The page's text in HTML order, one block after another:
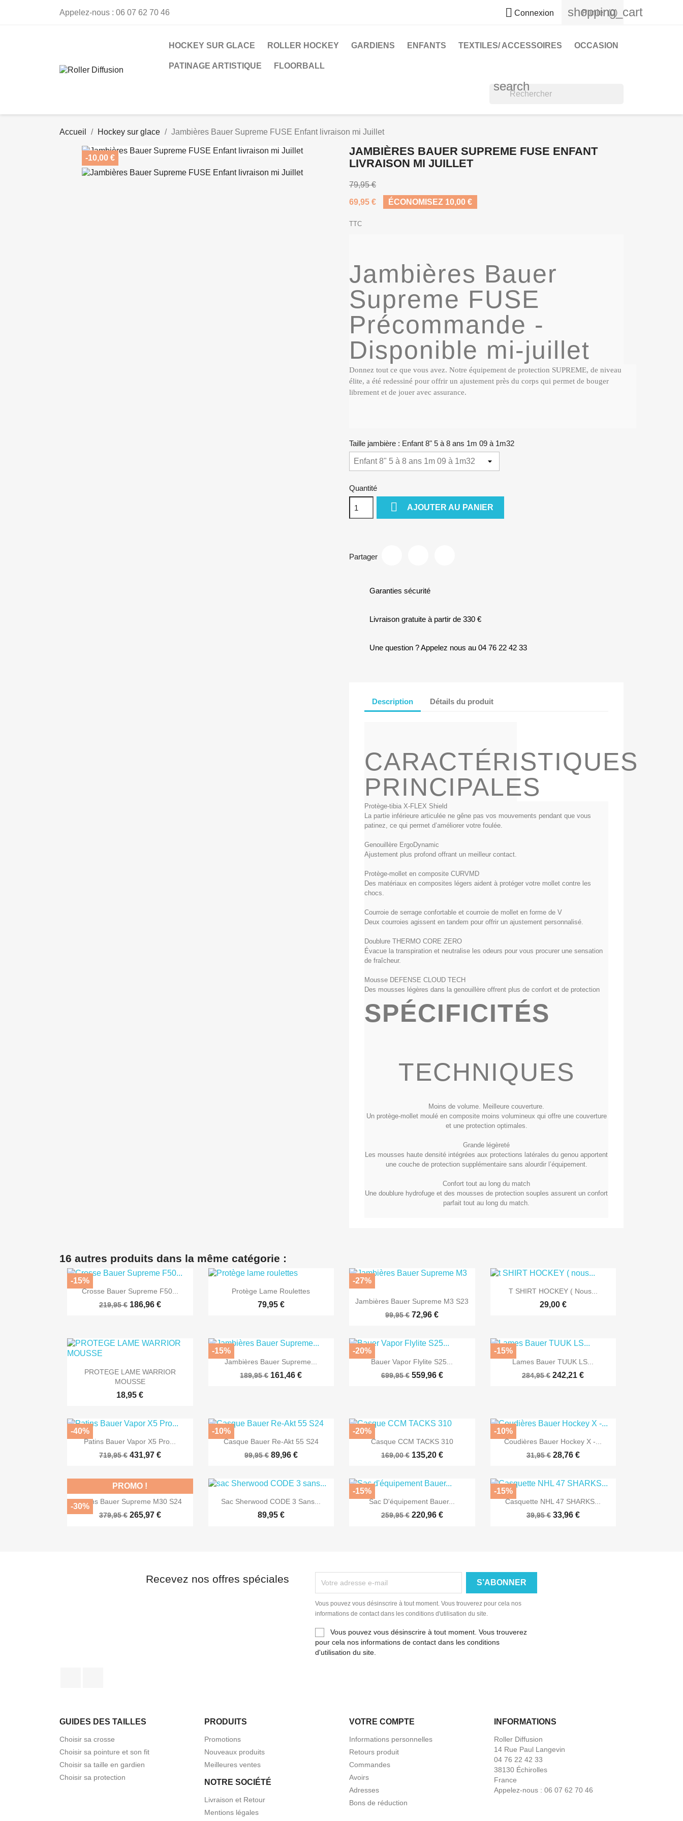
Appelez-nous : 06 07 62 70 46  Connexion shopping_cart
Panier (0)
HOCKEY SUR GLACE ROLLER HOCKEY GARDIENS ENFANTS TEXTILES/ ACCESSOIRES OCCASION
PATINAGE ARTISTIQUE FLOORBALL
search
Accueil Hockey sur glace Jambières Bauer Supreme FUSE Enfant livraison mi Juillet
-10,00 €
JAMBIÈRES BAUER SUPREME FUSE ENFANT
LIVRAISON MI JUILLET
79,95 €
69,95 €
ÉCONOMISEZ 10,00 €
TTC
Jambières Bauer
Supreme FUSE
Précommande -
Disponible mi-juillet
Donnez tout ce que vous avez. Notre équipement de protection SUPREME, de niveau
élite, a été redessiné pour offrir un ajustement près du corps qui permet de bouger
librement et de jouer avec assurance.
Taille jambière : Enfant 8" 5 à 8 ans 1m 09 à 1m32
Quantité
 AJOUTER AU PANIER
Partager
Garanties sécurité
Livraison gratuite à partir de 330 €
Une question ? Appelez nous au 04 76 22 42 33
Description Détails du produit
CARACTÉRISTIQUES
PRINCIPALES
Protège-tibia X-FLEX Shield
La partie inférieure articulée ne gêne pas vos mouvements pendant que vous
patinez, ce qui permet d’améliorer votre foulée.
Genouillère ErgoDynamic
Ajustement plus profond offrant un meilleur contact.
Protège-mollet en composite CURVMD
Des matériaux en composites légers aident à protéger votre mollet contre les
chocs.
Courroie de serrage confortable et courroie de mollet en forme de V
Deux courroies agissent en tandem pour offrir un ajustement personnalisé.
Doublure THERMO CORE ZERO
Évacue la transpiration et neutralise les odeurs pour vous procurer une sensation
de fraîcheur.
Mousse DEFENSE CLOUD TECH
Des mousses légères dans la genouillère offrent plus de confort et de protection
SPÉCIFICITÉS
TECHNIQUES
Moins de volume. Meilleure couverture.
Un protège-mollet moulé en composite moins volumineux qui offre une couverture
et une protection optimales.
Grande légèreté
Les mousses haute densité intégrées aux protections latérales du genou apportent
une couche de protection supplémentaire sans alourdir l’équipement.
Confort tout au long du match
Une doublure hydrofuge et des mousses de protection souples assurent un confort
parfait tout au long du match.
16 autres produits dans la même catégorie :
 Aperçu rapide
Crosse Bauer Supreme F50...
219,95 € 186,96 €
-15%
 Aperçu rapide
Protège Lame Roulettes
79,95 €  Aperçu rapide
Jambières Bauer Supreme M3 S23
99,95 € 72,96 €
-27%
 Aperçu rapide
T SHIRT HOCKEY ( Nous...
29,00 €
 Aperçu rapide
PROTEGE LAME WARRIOR
MOUSSE
18,95 €
 Aperçu rapide
Jambières Bauer Supreme...
189,95 € 161,46 €
-15%
 Aperçu rapide
Bauer Vapor Flylite S25...
699,95 € 559,96 €
-20%
 Aperçu rapide
Lames Bauer TUUK LS...
284,95 € 242,21 €
-15%
 Aperçu rapide
Patins Bauer Vapor X5 Pro...
719,95 € 431,97 €
-40%
 Aperçu rapide
Casque Bauer Re-Akt 55 S24
99,95 € 89,96 €
-10%
 Aperçu rapide
Casque CCM TACKS 310
169,00 € 135,20 €
-20%
 Aperçu rapide
Coudières Bauer Hockey X -...
31,95 € 28,76 €
-10%
 Aperçu rapide
Patins Bauer Supreme M30 S24
379,95 € 265,97 €
PROMO !
-30%  Aperçu rapide
Sac Sherwood CODE 3 Sans...
89,95 €
 Aperçu rapide
Sac D'équipement Bauer...
259,95 € 220,96 €
-15%
 Aperçu rapide
Casquette NHL 47 SHARKS...
39,95 € 33,96 €
-15%
Recevez nos offres spéciales
Vous pouvez vous désinscrire à tout moment. Vous trouverez pour cela nos
informations de contact dans les conditions d'utilisation du site.
Vous pouvez vous désinscrire à tout moment. Vous trouverez
pour cela nos informations de contact dans les conditions
d'utilisation du site.
GUIDES DES TAILLES
Choisir sa crosse
Choisir sa pointure et son fit
Choisir sa taille en gardien
Choisir sa protection
PRODUITS
Promotions
Nouveaux produits
Meilleures ventes
NOTRE SOCIÉTÉ
Livraison et Retour
Mentions légales
VOTRE COMPTE
Informations personnelles
Retours produit
Commandes
Avoirs
Adresses
Bons de réduction
INFORMATIONS
Roller Diffusion
14 Rue Paul Langevin
04 76 22 42 33
38130 Échirolles
France
Appelez-nous : 06 07 62 70 46